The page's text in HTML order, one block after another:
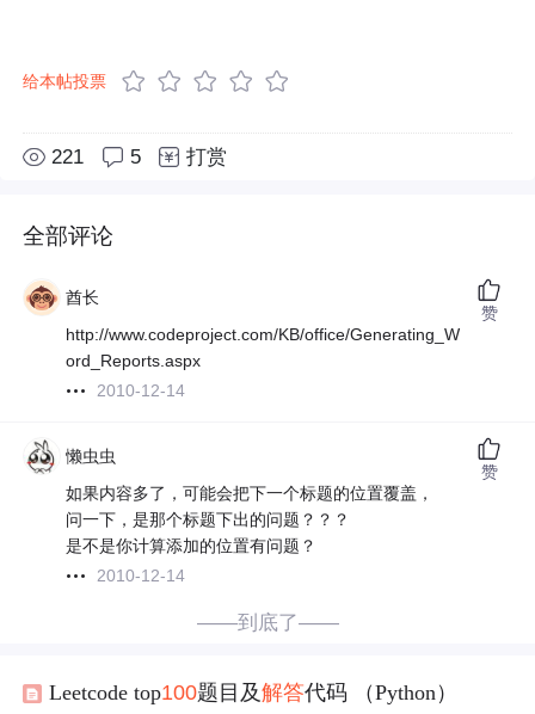
给本帖投票
221 5 打赏
全部评论
酋长
http://www.codeproject.com/KB/office/Generating_W
ord_Reports.aspx
2010-12-14
赞
懒虫虫
如果内容多了，可能会把下一个标题的位置覆盖，
问一下，是那个标题下出的问题？？？
是不是你计算添加的位置有问题？
2010-12-14
赞
——到底了——
Leetcode top100题目及解答代码 （Python）